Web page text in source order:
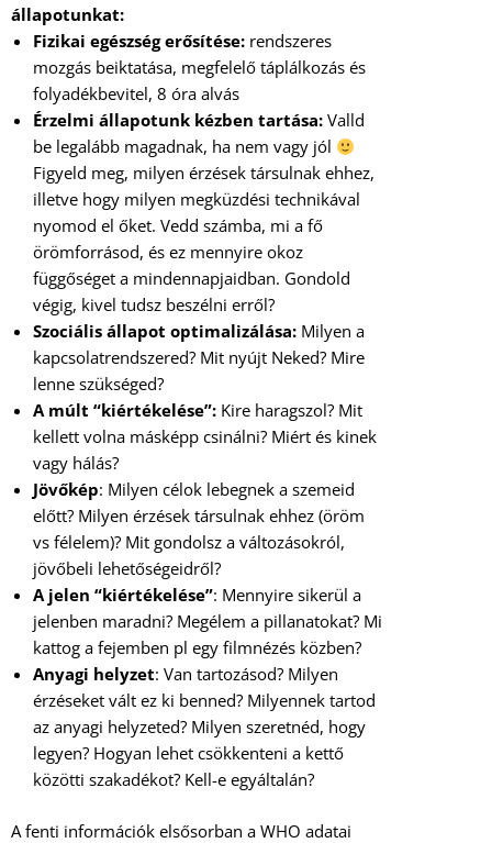
állapotunkat:
Fizikai egészség erősítése: rendszeres
mozgás beiktatása, megfelelő táplálkozás és
folyadékbevitel, 8 óra alvás
Érzelmi állapotunk kézben tartása: Valld
be legalább magadnak, ha nem vagy jól
Figyeld meg, milyen érzések társulnak ehhez,
illetve hogy milyen megküzdési technikával
nyomod el őket. Vedd számba, mi a fő
örömforrásod, és ez mennyire okoz
függőséget a mindennapjaidban. Gondold
végig, kivel tudsz beszélni erről?
Szociális állapot optimalizálása: Milyen a
kapcsolatrendszered? Mit nyújt Neked? Mire
lenne szükséged?
A múlt “kiértékelése”: Kire haragszol? Mit
kellett volna másképp csinálni? Miért és kinek
vagy hálás?
Jövőkép: Milyen célok lebegnek a szemeid
előtt? Milyen érzések társulnak ehhez (öröm
vs félelem)? Mit gondolsz a változásokról,
jövőbeli lehetőségeidről?
A jelen “kiértékelése”: Mennyire sikerül a
jelenben maradni? Megélem a pillanatokat? Mi
kattog a fejemben pl egy filmnézés közben?
Anyagi helyzet: Van tartozásod? Milyen
érzéseket vált ez ki benned? Milyennek tartod
az anyagi helyzeted? Milyen szeretnéd, hogy
legyen? Hogyan lehet csökkenteni a kettő
közötti szakadékot? Kell-e egyáltalán?
A fenti információk elsősorban a WHO adatai